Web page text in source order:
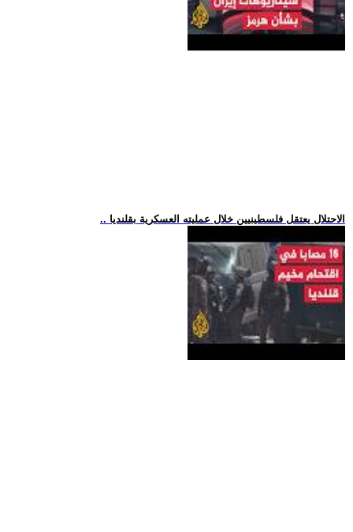
.. الاحتلال يعتقل فلسطينيين خلال عمليته العسكرية بقلنديا